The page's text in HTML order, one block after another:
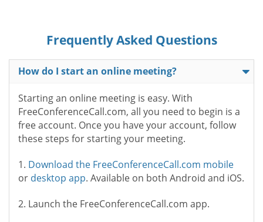
Frequently Asked Questions
How do I start an online meeting?
Starting an online meeting is easy. With
FreeConferenceCall.com, all you need to begin is a
free account. Once you have your account, follow
these steps for starting your meeting.
1. Download the FreeConferenceCall.com mobile
or desktop app. Available on both Android and iOS.
2. Launch the FreeConferenceCall.com app.